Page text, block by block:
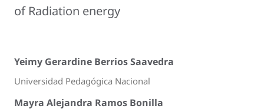
of Radiation energy
Yeimy Gerardine Berrios Saavedra
Universidad Pedagógica Nacional
Mayra Alejandra Ramos Bonilla